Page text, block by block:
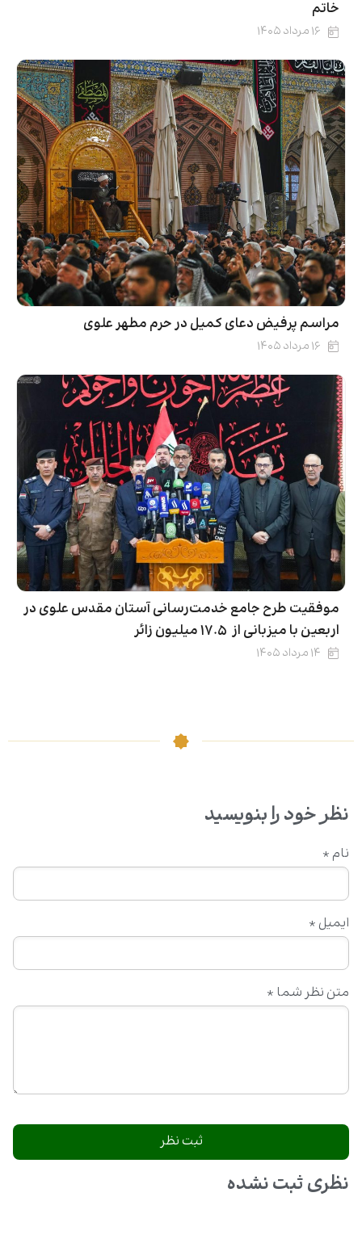
خاتم
۱۶ مرداد ۱۴۰۵
مراسم پرفیض دعای کمیل در حرم مطهر علوی
۱۶ مرداد ۱۴۰۵
موفقیت طرح جامع خدمت‌رسانی آستان مقدس علوی در
اربعین با میزبانی از ۱۷.۵ میلیون زائر
۱۴ مرداد ۱۴۰۵
نظر خود را بنویسید
متن نظر شما *
نام *
ایمیل *
نظری ثبت نشده